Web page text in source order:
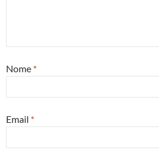
Nome *
Email *